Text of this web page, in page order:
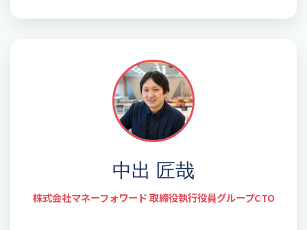
中出 匠哉
株式会社マネーフォワード 取締役執行役員グループCTO